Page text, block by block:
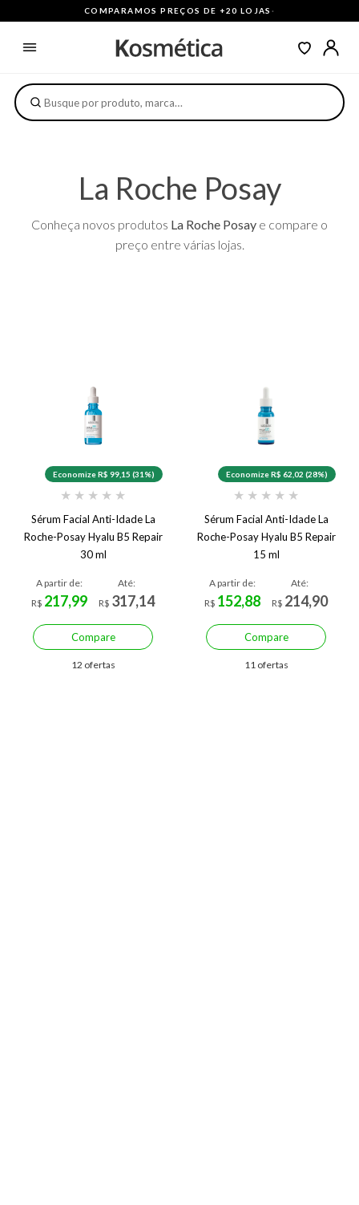
COMPARAMOS PREÇOS DE +20 LOJAS ·
La Roche Posay
Conheça novos produtos La Roche Posay e compare o
preço entre várias lojas.
Economize R$ 99,15 (31%)
★ ★ ★ ★ ★
Sérum Facial Anti-Idade La
Roche-Posay Hyalu B5 Repair
30 ml
A partir de:
R$ 217,99
Até:
R$ 317,14
Compare
12 ofertas
Economize R$ 62,02 (28%)
★ ★ ★ ★ ★
Sérum Facial Anti-Idade La
Roche-Posay Hyalu B5 Repair
15 ml
A partir de:
R$ 152,88
Até:
R$ 214,90
Compare
11 ofertas